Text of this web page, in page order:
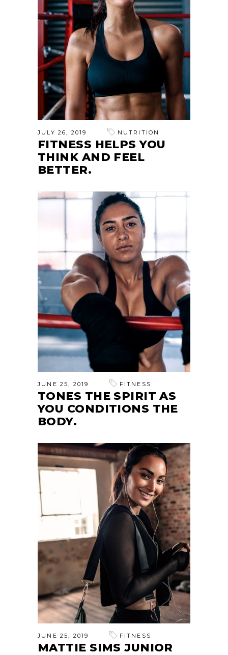
JULY 26, 2019 NUTRITION
FITNESS HELPS YOU
THINK AND FEEL
BETTER.
JUNE 25, 2019 FITNESS
TONES THE SPIRIT AS
YOU CONDITIONS THE
BODY.
JUNE 25, 2019 FITNESS
MATTIE SIMS JUNIOR